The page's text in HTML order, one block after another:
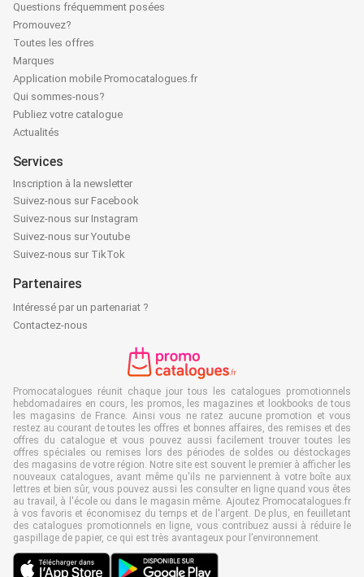
Questions fréquemment posées
Promouvez?
Toutes les offres
Marques
Application mobile Promocatalogues.fr
Qui sommes-nous?
Publiez votre catalogue
Actualités
Services
Inscription à la newsletter
Suivez-nous sur Facebook
Suivez-nous sur Instagram
Suivez-nous sur Youtube
Suivez-nous sur TikTok
Partenaires
Intéressé par un partenariat ?
Contactez-nous
Promocatalogues réunit chaque jour tous les catalogues promotionnels
hebdomadaires en cours, les promos, les magazines et lookbooks de tous
les magasins de France. Ainsi vous ne ratez aucune promotion et vous
restez au courant de toutes les offres et bonnes affaires, des remises et des
offres du catalogue et vous pouvez aussi facilement trouver toutes les
offres spéciales ou remises lors des périodes de soldes ou déstockages
des magasins de votre région. Notre site est souvent le premier à afficher les
nouveaux catalogues, avant même qu'ils ne parviennent à votre boîte aux
lettres et bien sûr, vous pouvez aussi les consulter en ligne quand vous êtes
au travail, à l'école ou dans le magasin même. Ajoutez Promocatalogues.fr
à vos favoris et économisez du temps et de l'argent. De plus, en feuilletant
des catalogues promotionnels en ligne, vous contribuez aussi à réduire le
gaspillage de papier, ce qui est très avantageux pour l’environnement.